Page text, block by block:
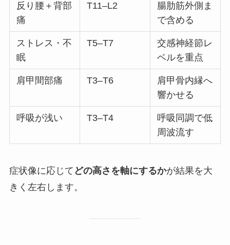
反り腰＋背部
痛
T11–L2
腸肋筋外側ま
で含める
ストレス・不
眠
T5–T7
交感神経節レ
ベルを重点
肩甲間部痛 T3–T6
肩甲骨内縁へ
響かせる
呼吸が浅い T3–T4
呼吸同調で低
周波流す
症状像に応じて どの高さを軸にするかが結果を大
きく左右します。